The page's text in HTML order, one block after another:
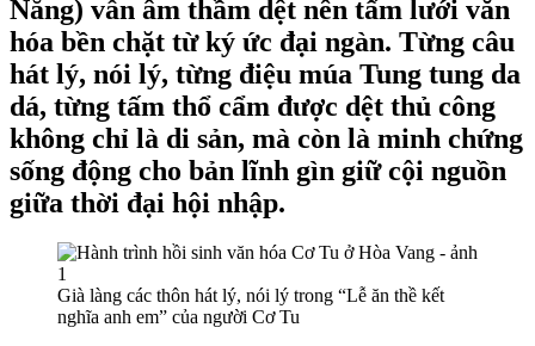
Nẵng) vẫn âm thầm dệt nên tấm lưới văn
hóa bền chặt từ ký ức đại ngàn. Từng câu
hát lý, nói lý, từng điệu múa Tung tung da
dá, từng tấm thổ cẩm được dệt thủ công
không chỉ là di sản, mà còn là minh chứng
sống động cho bản lĩnh gìn giữ cội nguồn
giữa thời đại hội nhập.
Già làng các thôn hát lý, nói lý trong “Lễ ăn thề kết
nghĩa anh em” của người Cơ Tu